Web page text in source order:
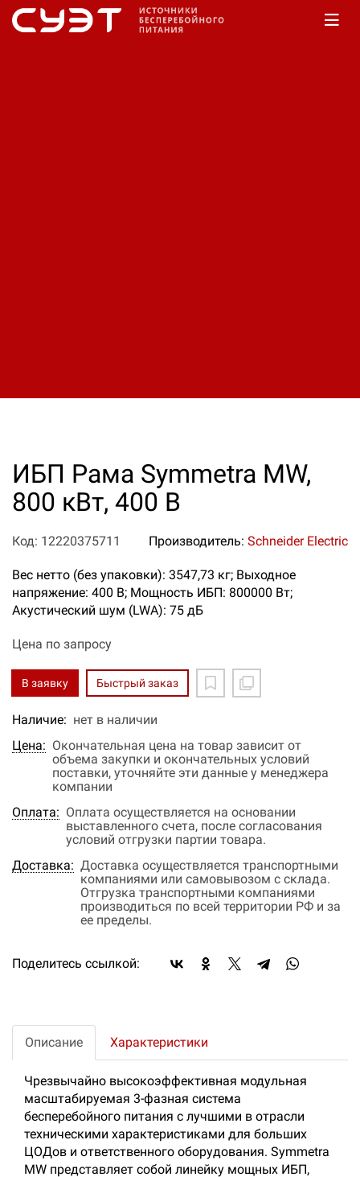
ИБП Рама Symmetra MW,
800 кВт, 400 В
Код: 12220375711 Производитель: Schneider Electric
Вес нетто (без упаковки): 3547,73 кг; Выходное
напряжение: 400 В; Мощность ИБП: 800000 Вт;
Акустический шум (LWA): 75 дБ
Цена по запросу
В заявку Быстрый заказ
Наличие: нет в наличии
Цена: Окончательная цена на товар зависит от
объема закупки и окончательных условий
поставки, уточняйте эти данные у менеджера
компании
Оплата: Оплата осуществляется на основании
выставленного счета, после согласования
условий отгрузки партии товара.
Доставка: Доставка осуществляется транспортными
компаниями или самовывозом с склада.
Отгрузка транспортными компаниями
производиться по всей территории РФ и за
ее пределы.
Поделитесь ссылкой:
Описание Характеристики
Чрезвычайно высокоэффективная модульная
масштабируемая 3-фазная система
бесперебойного питания с лучшими в отрасли
техническими характеристиками для больших
ЦОДов и ответственного оборудования. Symmetra
MW представляет собой линейку мощных ИБП,